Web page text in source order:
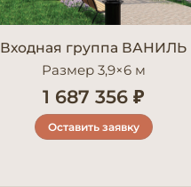
Входная группа ВАНИЛЬ
Размер 3,9×6 м
1 687 356 ₽
Оставить заявку